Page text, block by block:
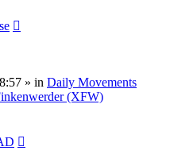
» in Daily Movements
(XFW)